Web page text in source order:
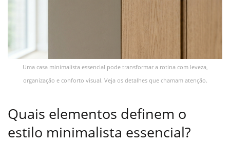
Uma casa minimalista essencial pode transformar a rotina com leveza,
organização e conforto visual. Veja os detalhes que chamam atenção.
Quais elementos definem o
estilo minimalista essencial?